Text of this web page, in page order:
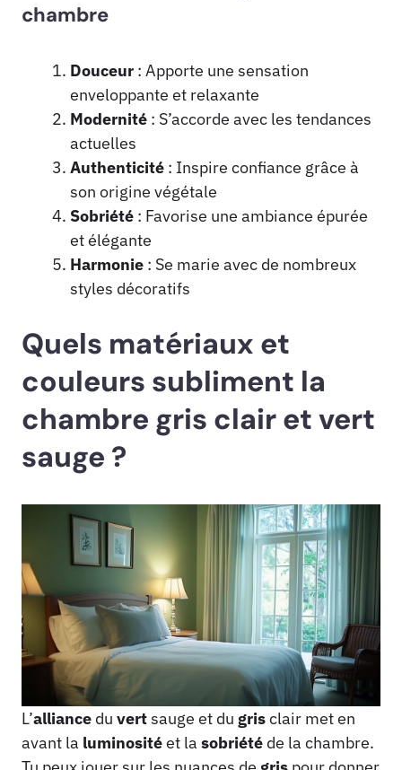
chambre
Douceur : Apporte une sensation
enveloppante et relaxante
Modernité : S’accorde avec les tendances
actuelles
Authenticité : Inspire confiance grâce à
son origine végétale
Sobriété : Favorise une ambiance épurée
et élégante
Harmonie : Se marie avec de nombreux
styles décoratifs
Quels matériaux et
couleurs subliment la
chambre gris clair et vert
sauge ?
L’alliance du vertsauge et du grisclair met en
avant la luminositéet la sobriété de la chambre.